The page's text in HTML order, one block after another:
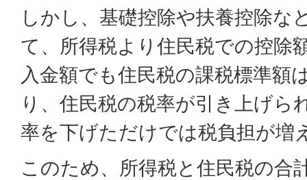
しかし、基礎控除や扶養控除な
て、所得税より住民税での控除
入金額でも住民税の課税標準額
り、住民税の税率が引き上げら
率を下げただけでは税負担が増
このため、所得税と住民税の合